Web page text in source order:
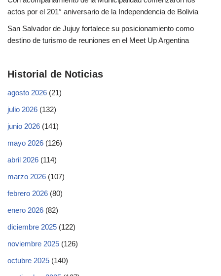
actos por el 201° aniversario de la Independencia de Bolivia
San Salvador de Jujuy fortalece su posicionamiento como
destino de turismo de reuniones en el Meet Up Argentina
Historial de Noticias
agosto 2026 (21)
julio 2026 (132)
junio 2026 (141)
mayo 2026 (126)
abril 2026 (114)
marzo 2026 (107)
febrero 2026 (80)
enero 2026 (82)
diciembre 2025 (122)
noviembre 2025 (126)
octubre 2025 (140)